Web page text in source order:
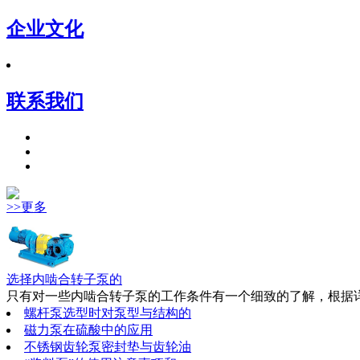
企业文化
联系我们
>>更多
选择内啮合转子泵的
只有对一些内啮合转子泵的工作条件有一个细致的了解，根据
螺杆泵选型时对泵型与结构的
磁力泵在硫酸中的应用
不锈钢齿轮泵密封垫与齿轮油